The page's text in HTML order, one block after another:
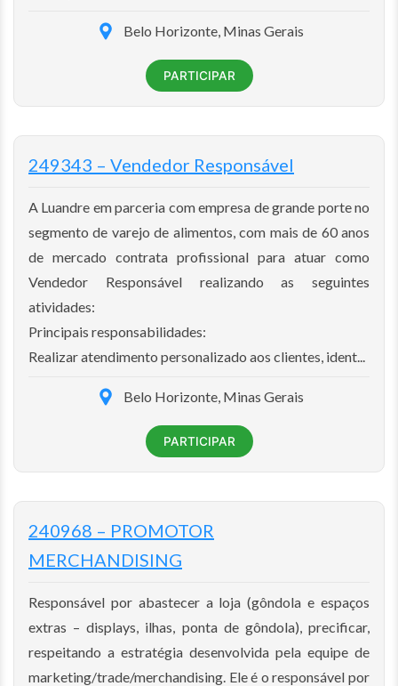
Belo Horizonte, Minas Gerais
PARTICIPAR
249343 – Vendedor Responsável
A Luandre em parceria com empresa de grande porte no
segmento de varejo de alimentos, com mais de 60 anos
de mercado contrata profissional para atuar como
Vendedor Responsável realizando as seguintes
atividades:
Principais responsabilidades:
Realizar atendimento personalizado aos clientes, ident...
Belo Horizonte, Minas Gerais
PARTICIPAR
240968 – PROMOTOR
MERCHANDISING
Responsável por abastecer a loja (gôndola e espaços
extras – displays, ilhas, ponta de gôndola), precificar,
respeitando a estratégia desenvolvida pela equipe de
marketing/trade/merchandising. Ele é o responsável por